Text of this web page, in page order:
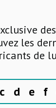
les
de
c d e f